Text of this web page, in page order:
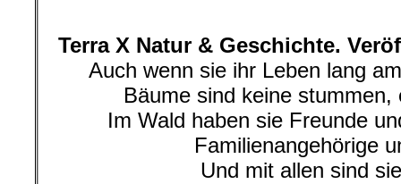
Terra X Natur & Geschichte.
Auch wenn sie ihr Leben lang
Bäume sind keine stummen,
Im Wald haben sie Freunde
Familienangehörige
Und mit allen sind